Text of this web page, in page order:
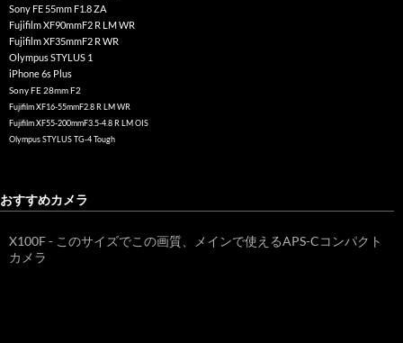
Sony FE 55mm F1.8 ZA
Fujifilm XF90mmF2 R LM WR
Fujifilm XF35mmF2 R WR
Olympus STYLUS 1
iPhone 6s Plus
Sony FE 28mm F2
Fujifilm XF16-55mmF2.8 R LM WR
Fujifilm XF55-200mmF3.5-4.8 R LM OIS
Olympus STYLUS TG-4 Tough
おすすめカメラ
X100F - このサイズでこの画質、メインで使えるAPS-Cコンパクト
カメラ